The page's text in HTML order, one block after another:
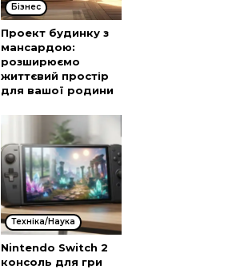
Бізнес
Проект будинку з
мансардою:
розширюємо
життєвий простір
для вашої родини
Техніка/Наука
Nintendo Switch 2
консоль для гри